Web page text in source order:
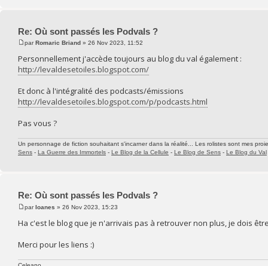
Re: Où sont passés les Podvals ?
parRomaric Briand » 26 Nov 2023, 11:52
Personnellement j'accède toujours au blog du val également :
http://levaldesetoiles.blogspot.com/
Et donc à l'intégralité des podcasts/émissions
http://levaldesetoiles.blogspot.com/p/podcasts.html
Pas vous ?
Un personnage de fiction souhaitant s'incarner dans la réalité... Les rolistes sont mes
Sens - La Guerre des Immortels - Le Blog de la Cellule - Le Blog de Sens - Le Blog du Val
Re: Où sont passés les Podvals ?
parIoanes » 26 Nov 2023, 15:23
Ha c'est le blog que je n'arrivais pas à retrouver non plus, je dois
Merci pour les liens :)